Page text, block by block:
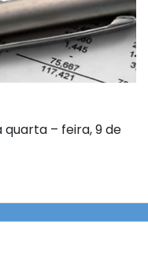
quarta – feira, 9 de